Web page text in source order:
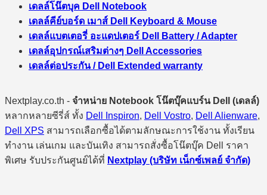
เดลล์โน๊ตบุค Dell Notebook
เดลล์คีย์บอร์ด เมาส์ Dell Keyboard & Mouse
เดลล์แบตเตอรี่ อะแดปเตอร์ Dell Battery / Adapter
เดลล์อุปกรณ์เสริมต่างๆ Dell Accessories
เดลล์ต่อประกัน / Dell Extended warranty
Nextplay.co.th - จำหน่าย Notebook โน๊ตบุ๊คแบร์น Dell (เดลล์)
หลากหลายซีรี่ส์ ทั้ง Dell Inspiron, Dell Vostro, Dell Alienware,
Dell XPS สามารถเลือกซื้อได้ตามลักษณะการใช้งาน ทั้งเรียน
ทำงาน เล่นเกม และบันเทิง สามารถสั่งซื้อโน๊ตบุ๊ค Dell ราคา
พิเศษ รับประกันศูนย์ได้ที่ Nextplay (บริษัท เน็กซ์เพลย์ จำกัด)